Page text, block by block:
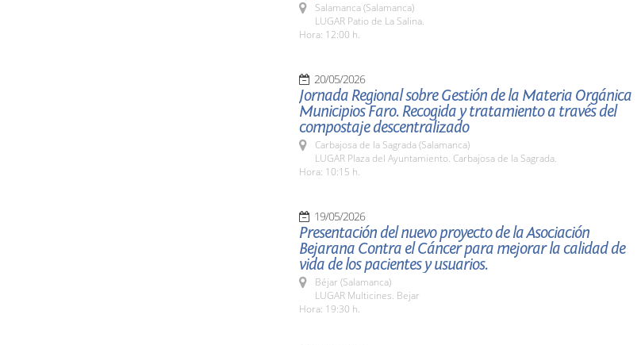
Salamanca (Salamanca)
LUGAR Patio de La Salina.
Hora: 12:00 h.
20/05/2026
Jornada Regional sobre Gestión de la Materia Orgánica
Municipios Faro. Recogida y tratamiento a través del
compostaje descentralizado
Carbajosa de la Sagrada (Salamanca)
LUGAR Plaza del Ayuntamiento. Carbajosa de la Sagrada.
Hora: 10:15 h.
19/05/2026
Presentación del nuevo proyecto de la Asociación
Bejarana Contra el Cáncer para mejorar la calidad de
vida de los pacientes y usuarios.
Béjar (Salamanca)
LUGAR Multicines. Bejar
Hora: 19:30 h.